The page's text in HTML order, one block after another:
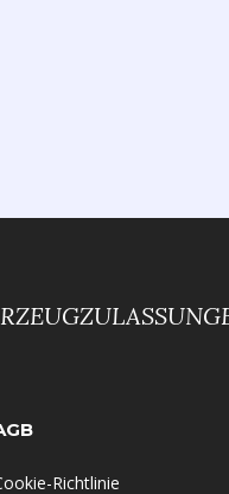
Richtlinie